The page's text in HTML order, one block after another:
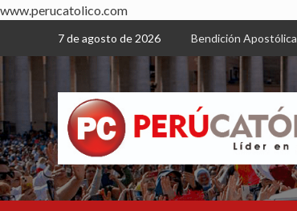
www.perucatolico.com
content
7 de agosto de 2026 Bendición Apostólica